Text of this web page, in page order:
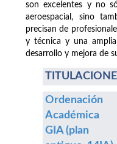
son excelentes y no
aeroespacial, sino
precisan de
y técnica y una
desarrollo y mejora de
Ordenación
Académica
GIA (plan